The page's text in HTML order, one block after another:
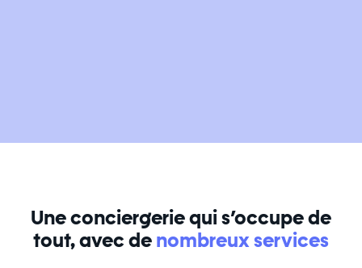
Une conciergerie qui s’occupe de
tout, avec denombreux services